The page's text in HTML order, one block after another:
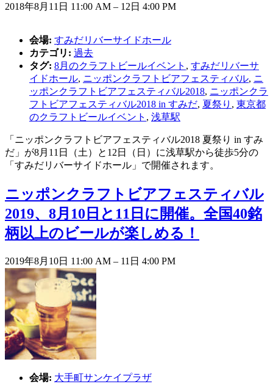
2018年8月11日 11:00 AM – 12日 4:00 PM
会場: すみだリバーサイドホール
カテゴリ: 過去
タグ: 8月のクラフトビールイベント , すみだリバーサ
イドホール, ニッポンクラフトビアフェスティバル, ニ
ッポンクラフトビアフェスティバル2018, ニッポンクラ
フトビアフェスティバル2018 in すみだ, 夏祭り , 東京都
のクラフトビールイベント , 浅草駅
「ニッポンクラフトビアフェスティバル2018 夏祭り in すみ
だ」が8月11日（土）と12日（日）に浅草駅から徒歩5分の
「すみだリバーサイドホール」で開催されます。
ニッポンクラフトビアフェスティバル
2019、8月10日と11日に開催。全国40銘
柄以上のビールが楽しめる！
2019年8月10日 11:00 AM – 11日 4:00 PM
会場: 大手町サンケイプラザ